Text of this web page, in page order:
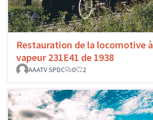
Restauration de la locomotive à
vapeur 231E41 de 1938
AAATV SPDC
0 2